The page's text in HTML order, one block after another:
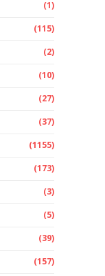
(1)
(115)
(2)
(10)
(27)
(37)
(1155)
(173)
(3)
(5)
(39)
(157)